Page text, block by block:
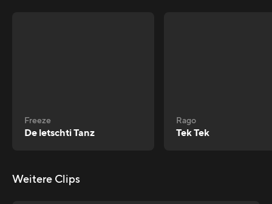
Freeze
De letschti Tanz
Rago
Tek Tek
Weitere Clips